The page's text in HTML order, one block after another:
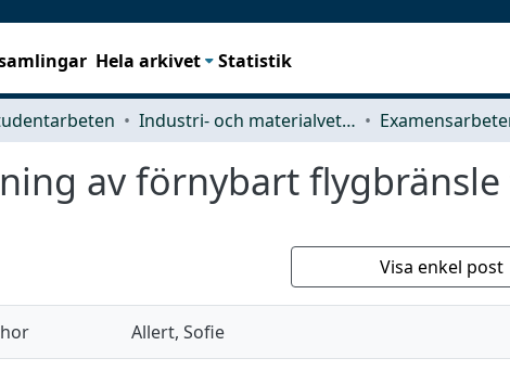
Hela arkivet Statistik
Industri- och materialvetenskap (IMS)
av förnybart
Visa enkel post
Allert, Sofie